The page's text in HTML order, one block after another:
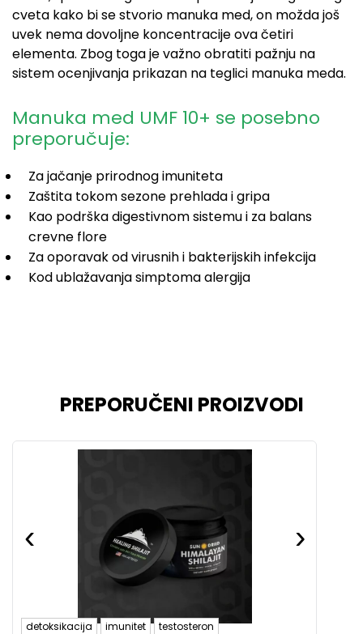
cveta kako bi se stvorio manuka med, on možda još
uvek nema dovoljne koncentracije ova četiri
elementa. Zbog toga je važno obratiti pažnju na
sistem ocenjivanja prikazan na teglici manuka meda.
Manuka med UMF 10+ se posebno
preporučuje:
Za jačanje prirodnog imuniteta
Zaštita tokom sezone prehlada i gripa
Kao podrška digestivnom sistemu i za balans
crevne flore
Za oporavak od virusnih i bakterijskih infekcija
Kod ublažavanja simptoma alergija
PREPORUČENI PROIZVODI
‹ ›
detoksikacija imunitet testosteron